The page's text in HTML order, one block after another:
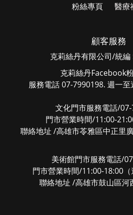
粉絲專頁 醫療
顧客服務
克莉絲丹有限公司/統
克莉絲丹Facebook
服務電話 07-7990198. 週一
文化門市服務電話/
門市營業時間/11:00-
聯絡地址 /高雄市苓雅區中正里
美術館門市服務電話/
門市營業時間/11:00-18:00（
聯絡地址 /高雄市鼓山區河